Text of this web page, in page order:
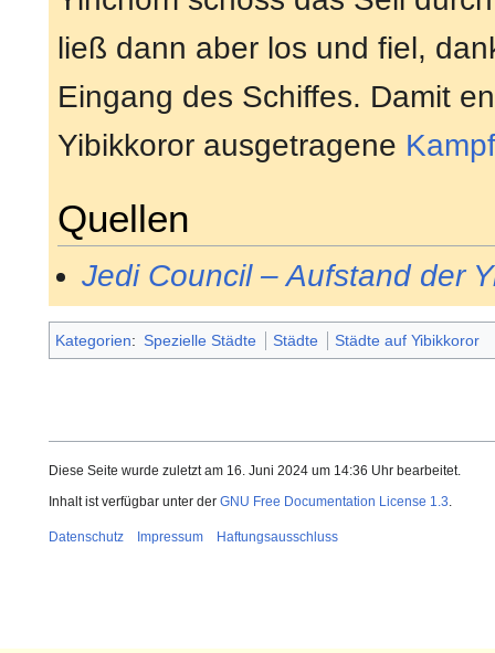
ließ dann aber los und fiel,
Eingang des Schiffes. Damit
Yibikkoror ausgetragene
Quellen
Jedi Council – Aufstand der
Kategorien: Spezielle Städte Städte Städte auf Yibikkoror
Diese Seite wurde zuletzt am 16. Juni 2024 um 14:36 Uhr bearbeitet.
Inhalt ist verfügbar unter der GNU Free Documentation License 1.3.
Datenschutz Impressum Haftungsausschluss